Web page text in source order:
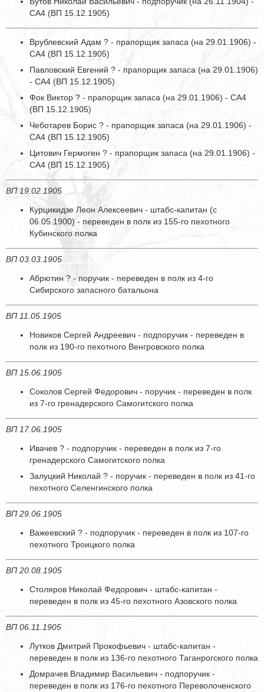
СА4 (ВП 15.12.1905)
Врублевский Адам ? - прапорщик запаса (на 29.01.1906) -
СА4 (ВП 15.12.1905)
Павловский Евгений ? - прапорщик запаса (на 29.01.1906)
- СА4 (ВП 15.12.1905)
Фок Виктор ? - прапорщик запаса (на 29.01.1906) - СА4
(ВП 15.12.1905)
Чеботарев Борис ? - прапорщик запаса (на 29.01.1906) -
СА4 (ВП 15.12.1905)
Цитович Гермоген ? - прапорщик запаса (на 29.01.1906) -
СА4 (ВП 15.12.1905)
ВП 19.02.1905
Курцикидзе Леон Алексеевич - штабс-капитан (с
06.05.1900) - переведен в полк из 155-го пехотного
Кубинского полка
ВП 03.03.1905
Абрютин ? - поручик - переведен в полк из 4-го
Сибирского запасного батальона
ВП 11.05.1905
Новиков Сергей Андреевич - подпоручик - переведен в
полк из 190-го пехотного Венгровского полка
ВП 15.06.1905
Соколов Сергей Федорович - поручик - переведен в полк
из 7-го гренадерского Самогитского полка
ВП 17.06.1905
Ивачев ? - подпоручик - переведен в полк из 7-го
гренадерского Самогитского полка
Залуцкий Николай ? - поручик - переведен в полк из 41-го
пехотного Селенгинского полка
ВП 29.06.1905
Важеевский ? - подпоручик - переведен в полк из 107-го
пехотного Троицкого полка
ВП 20.08.1905
Столяров Николай Федорович - штабс-капитан -
переведен в полк из 45-го пехотного Азовского полка
ВП 06.11.1905
Лутков Дмитрий Прокофьевич - штабс-капитан -
переведен в полк из 136-го пехотного Таганрогского полка
Домрачев Владимир Васильевич - подпоручик -
переведен в полк из 176-го пехотного Переволоченского